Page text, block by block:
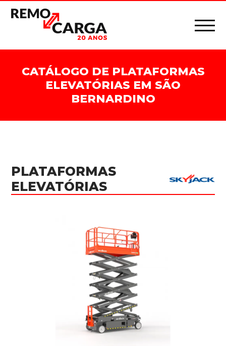
CATÁLOGO DE PLATAFORMAS
ELEVATÓRIAS EM SÃO
BERNARDINO
PLATAFORMAS
ELEVATÓRIAS